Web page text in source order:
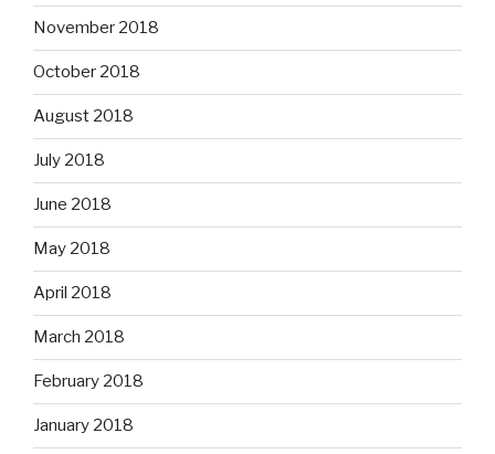
November 2018
October 2018
August 2018
July 2018
June 2018
May 2018
April 2018
March 2018
February 2018
January 2018